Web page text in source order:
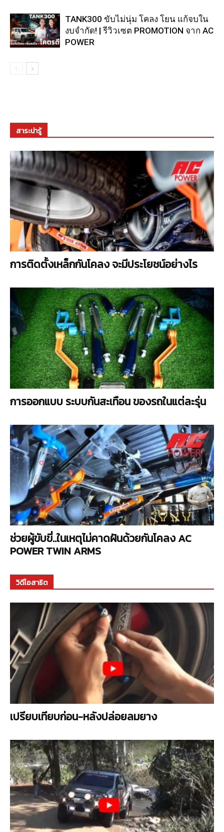
TANK300 ขับไม่นุ่ม โคลง โยน แก้จบใน
งบจำกัด! | รีวิวเซต PROMOTION จาก AC
POWER
สาระน่ารู้
การติดตั้งเหล็กกันโคลง จะมีประโยชน์อย่างไร
การออกแบบ ระบบกันสะเทือน ของรถในแต่ละรุ่น
ช่วยผู้ขับขี่..ในเหตุไม่คาดฝันด้วยกันโคลง AC
POWER TWIN ARMS
วิดีโอสาธิต
เปรียบเทียบก่อน-หลังปล่อยลมยาง